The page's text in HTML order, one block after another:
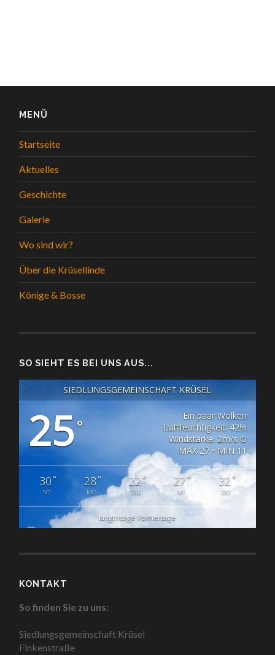
MENÜ
Startseite
Aktuelles
Geschichte
Galerie
Wo sind wir?
Über die Krüsellinde
Könige & Bosse
SO SIEHT ES BEI UNS AUS...
SIEDLUNGSGEMEINSCHAFT KRÜSEL
25°
Ein paar Wolken
Luftfeuchtigkeit: 42%
Windstärke: 2m/s O
MAX 27 • MIN 11
30°
SO
28°
MO
22°
DIE
27°
MI
32 °
DO
langfristige Vorhersage
KONTAKT
So finden Sie zu uns:
Siedlungsgemeinschaft Krüsel
Finkenstraße